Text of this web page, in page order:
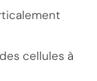
cellules à